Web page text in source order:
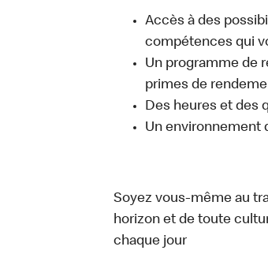
Accès à des
compétences qui
Un programme de
primes de
Des heures et des
Un environnement
Soyez vous-même au
horizon et de toute
chaque jour